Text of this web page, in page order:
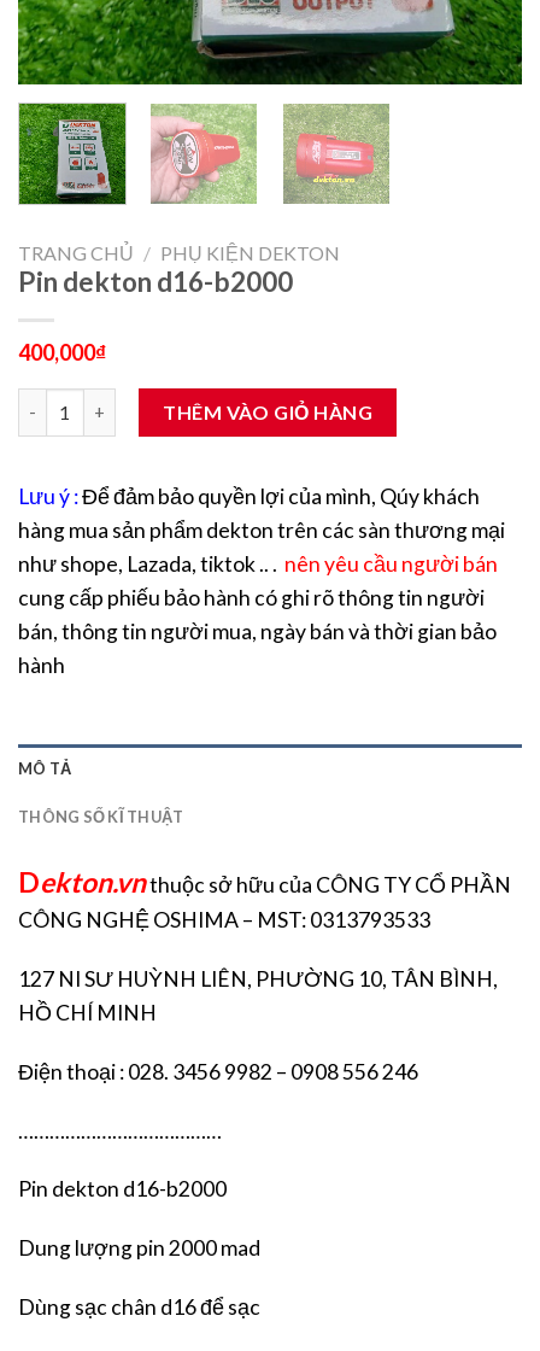
TRANG CHỦ / PHỤ KIỆN DEKTON
Pin dekton d16-b2000
400,000₫
Pin dekton d16-b2000 số lượngTHÊM VÀO GIỎ HÀNG
Lưu ý :Để đảm bảo quyền lợi của mình, Qúy khách
hàng mua sản phẩm dekton trên các sàn thương mại
như shope, Lazada, tiktok .. . nên yêu cầu người bán
cung cấp phiếu bảo hành có ghi rõ thông tin người
bán, thông tin người mua, ngày bán và thời gian bảo
hành
MÔ TẢ
THÔNG SỐ KĨ THUẬT
Dekton.vnthuộc sở hữu của CÔNG TY CỔ PHẦN
CÔNG NGHỆ OSHIMA – MST: 0313793533
127 NI SƯ HUỲNH LIÊN, PHƯỜNG 10, TÂN BÌNH,
HỒ CHÍ MINH
Điện thoại : 028. 3456 9982 – 0908 556 246
…………………………………
Pin dekton d16-b2000
Dung lượng pin 2000 mad
Dùng sạc chân d16 để sạc